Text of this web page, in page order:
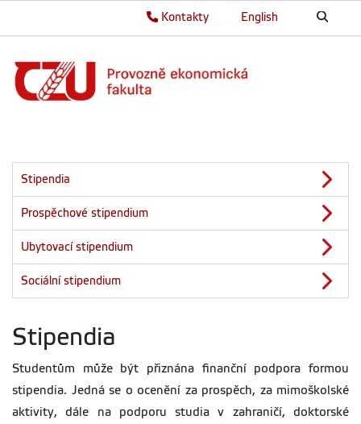
English
Kontakty
Stipendia
Prospěchové stipendium
Ubytovací stipendium
Sociální stipendium
Stipendia
Studentům může být přiznána finanční podpora formou
stipendia. Jedná se o ocenění za prospěch, za mimoškolské
aktivity, dále na podporu studia v zahraničí, doktorské